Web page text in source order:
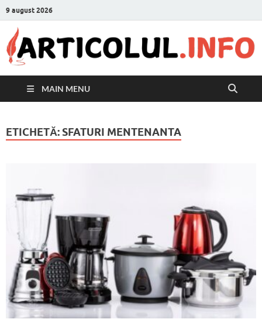
9 august 2026
MAIN MENU
ETICHETĂ: SFATURI MENTENANTA